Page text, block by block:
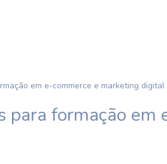
em e-commerce e marketing digital
para formação